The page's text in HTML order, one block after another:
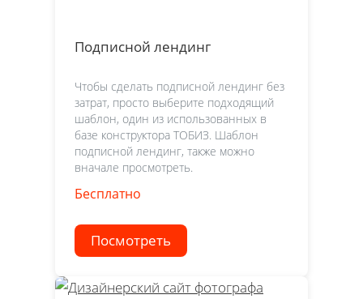
Подписной лендинг
Чтобы сделать подписной лендинг без
затрат, просто выберите подходящий
шаблон, один из использованных в
базе конструктора ТОБИЗ. Шаблон
подписной лендинг, также можно
вначале просмотреть.
Бесплатно
Посмотреть